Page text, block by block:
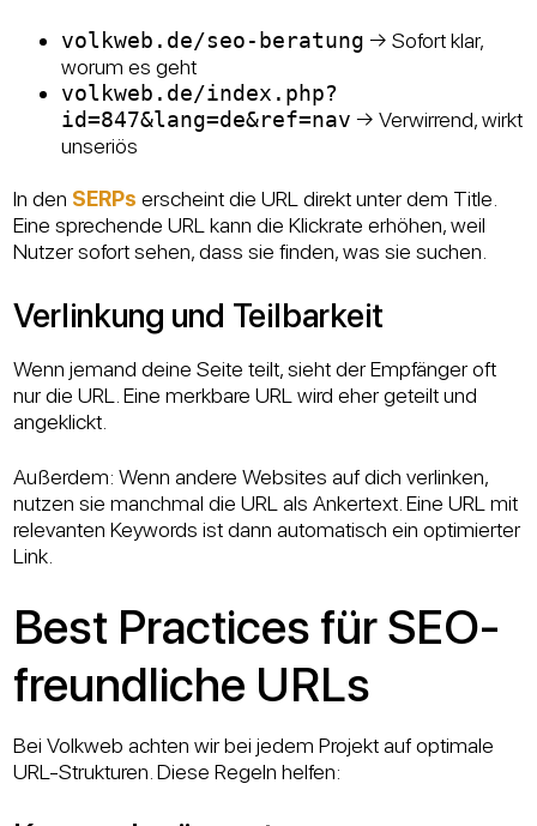
volkweb.de/seo-beratung → Sofort klar,
worum es geht
volkweb.de/index.php?
id=847&lang=de&ref=nav → Verwirrend, wirkt
unseriös
In den SERPs erscheint die URL direkt unter dem Title.
Eine sprechende URL kann die Klickrate erhöhen, weil
Nutzer sofort sehen, dass sie finden, was sie suchen.
Verlinkung und Teilbarkeit
Wenn jemand deine Seite teilt, sieht der Empfänger oft
nur die URL. Eine merkbare URL wird eher geteilt und
angeklickt.
Außerdem: Wenn andere Websites auf dich verlinken,
nutzen sie manchmal die URL als Ankertext. Eine URL mit
relevanten Keywords ist dann automatisch ein optimierter
Link.
Best Practices für SEO-
freundliche URLs
Bei Volkweb achten wir bei jedem Projekt auf optimale
URL-Strukturen. Diese Regeln helfen: